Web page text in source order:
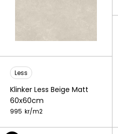
Less
Klinker Less Beige Matt
60x60cm
995 kr/m2